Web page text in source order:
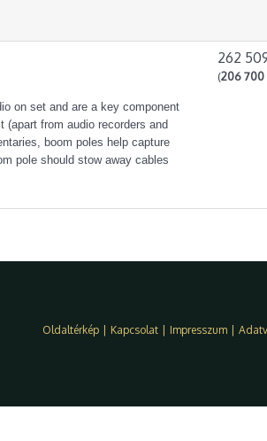
on set and are a key component
(apart from audio recorders and
boom poles help capture
pole should stow away cables
262
(206 700
Oldaltérkép | Kapcsolat | Impresszum |